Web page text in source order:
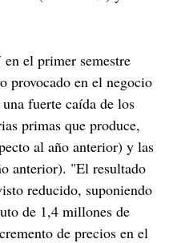
el primer semestre
provocado en el negocio
fuerte caída de los
primas que produce,
al año anterior) y las
anterior). "El resultado
reducido, suponiendo
de 1,4 millones de
de precios en el